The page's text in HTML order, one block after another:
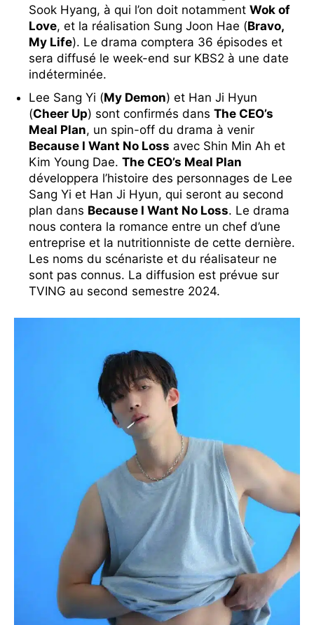
Sook Hyang, à qui l’on doit notamment Wok of
Love, et la réalisation Sung Joon Hae (Bravo,
My Life). Le drama comptera 36 épisodes et
sera diffusé le week-end sur KBS2 à une date
indéterminée.
Lee Sang Yi (My Demon) et Han Ji Hyun
(Cheer Up) sont confirmés dans The CEO’s
Meal Plan, un spin-off du drama à venir
Because I Want No Loss avec Shin Min Ah et
Kim Young Dae. The CEO’s Meal Plan
développera l’histoire des personnages de Lee
Sang Yi et Han Ji Hyun, qui seront au second
plan dans Because I Want No Loss. Le drama
nous contera la romance entre un chef d’une
entreprise et la nutritionniste de cette dernière.
Les noms du scénariste et du réalisateur ne
sont pas connus. La diffusion est prévue sur
TVING au second semestre 2024.